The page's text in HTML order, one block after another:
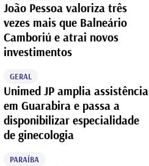
João Pessoa valoriza três
vezes mais que Balneário
Camboriú e atrai novos
investimentos
GERAL
Unimed JP amplia assistência
em Guarabira e passa a
disponibilizar especialidade
de ginecologia
PARAÍBA